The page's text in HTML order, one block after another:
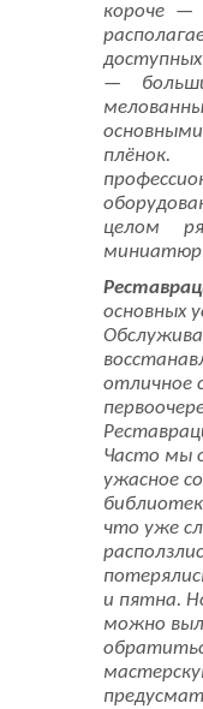
Мастерская
Листовки
короче —
—
целом
основных
отличное
Часто мы
ужасное
что уже
и пятна.
можно